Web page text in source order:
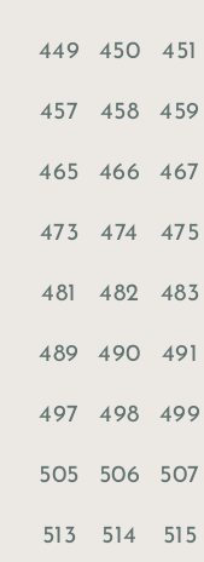
449 450 451
457 458 459
465 466 467
473 474 475
481 482 483
489 490 491
497 498 499
505 506 507
513 514 515